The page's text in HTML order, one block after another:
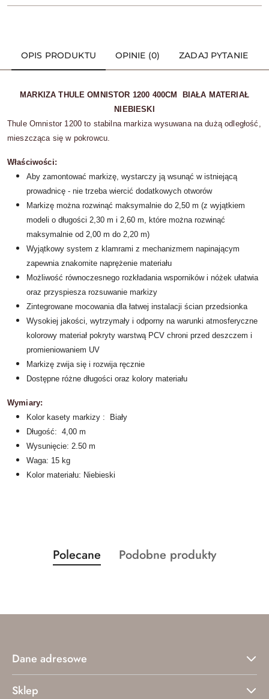
OPIS PRODUKTU OPINIE (0) ZADAJ PYTANIE
MARKIZA THULE OMNISTOR 1200 400CM BIAŁA MATERIAŁ
NIEBIESKI
Thule Omnistor 1200 to stabilna markiza wysuwana na dużą odległość,
mieszcząca się w pokrowcu.
Właściwości:
Aby zamontować markizę, wystarczy ją wsunąć w istniejącą
prowadnicę - nie trzeba wiercić dodatkowych otworów
Markizę można rozwinąć maksymalnie do 2,50 m (z wyjątkiem
modeli o długości 2,30 m i 2,60 m, które można rozwinąć
maksymalnie od 2,00 m do 2,20 m)
Wyjątkowy system z klamrami z mechanizmem napinającym
zapewnia znakomite naprężenie materiału
Możliwość równoczesnego rozkładania wsporników i nóżek ułatwia
oraz przyspiesza rozsuwanie markizy
Zintegrowane mocowania dla łatwej instalacji ścian przedsionka
Wysokiej jakości, wytrzymały i odporny na warunki atmosferyczne
kolorowy materiał pokryty warstwą PCV chroni przed deszczem i
promieniowaniem UV
Markizę zwija się i rozwija ręcznie
Dostępne różne długości oraz kolory materiału
Wymiary:
Kolor kasety markizy : Biały
Długość: 4,00 m
Wysunięcie: 2.50 m
Waga: 15 kg
Kolor materiału: Niebieski
Pomiń karuzelę produktów
Produkty
o
Polecane
Produkty
Podobne produkty
Dane adresowe
Sklep